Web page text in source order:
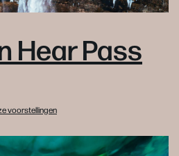
Hear Pass
voorstellingen